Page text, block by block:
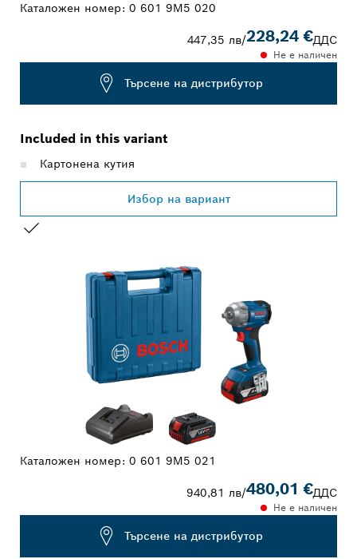
Каталожен номер: 0 601 9M5 020
447,35 лв/228,24 €ДДС
Не е наличен
Търсене на дистрибутор
Included in this variant
Картонена кутия
Избор на вариант
Каталожен номер: 0 601 9M5 021
940,81 лв/480,01 €ДДС
Не е наличен
Търсене на дистрибутор